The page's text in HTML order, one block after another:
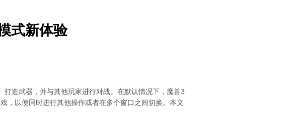
式新体验
造武器，并与其他玩家进行对战。在默认情况下，魔兽3
，以便同时进行其他操作或者在多个窗口之间切换。本文